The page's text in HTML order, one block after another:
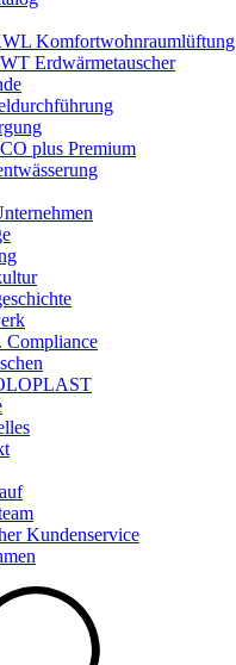
Komfortwohnraumlüftung
Erdwärmetauscher
plus Premium
Compliance
Kundenservice